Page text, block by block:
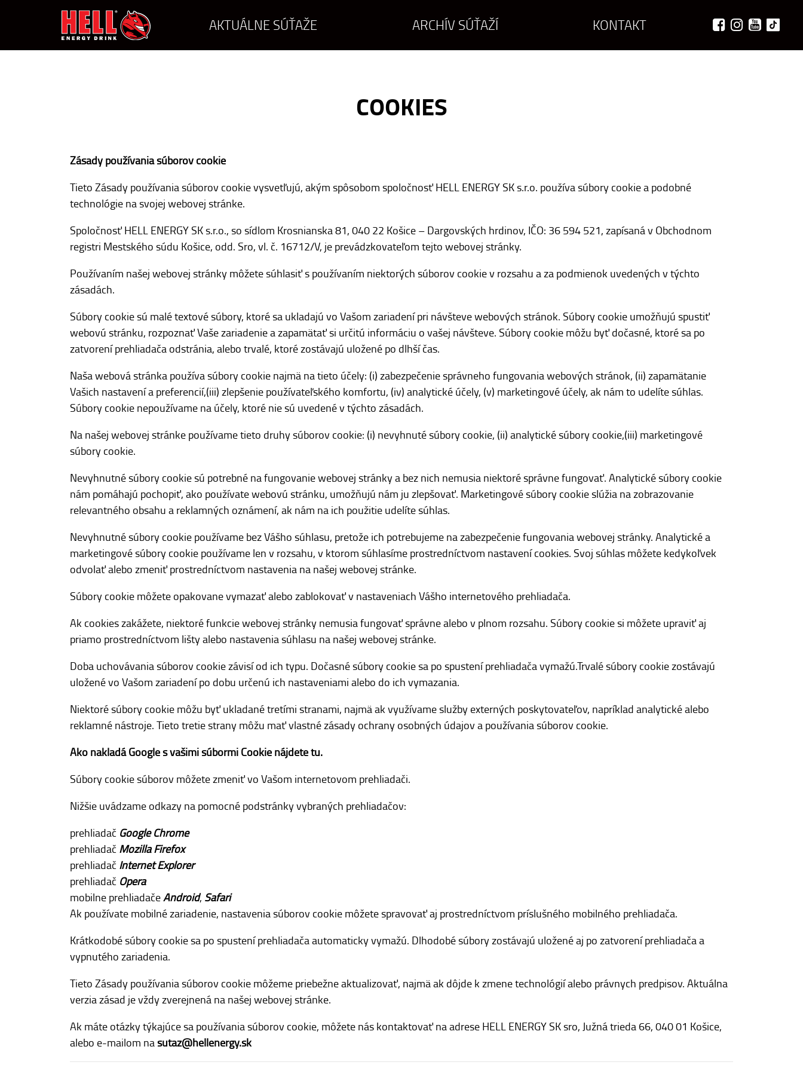
AKTUÁLNE SÚŤAŽE ARCHÍV SÚŤAŽÍ KONTAKT
COOKIES
Zásady používania súborov cookie
Tieto Zásady používania súborov cookie vysvetľujú, akým spôsobom spoločnosť HELL ENERGY SK s.r.o. používa súbory cookie a podobné
technológie na svojej webovej stránke.
Spoločnosť HELL ENERGY SK s.r.o., so sídlom Krosnianska 81, 040 22 Košice – Dargovských hrdinov, IČO: 36 594 521, zapísaná v Obchodnom
registri Mestského súdu Košice, odd. Sro, vl. č. 16712/V, je prevádzkovateľom tejto webovej stránky.
Používaním našej webovej stránky môžete súhlasiť s používaním niektorých súborov cookie v rozsahu a za podmienok uvedených v týchto
zásadách.
Súbory cookie sú malé textové súbory, ktoré sa ukladajú vo Vašom zariadení pri návšteve webových stránok. Súbory cookie umožňujú spustiť
webovú stránku, rozpoznať Vaše zariadenie a zapamätať si určitú informáciu o vašej návšteve. Súbory cookie môžu byť dočasné, ktoré sa po
zatvorení prehliadača odstránia, alebo trvalé, ktoré zostávajú uložené po dlhší čas.
Naša webová stránka používa súbory cookie najmä na tieto účely: (i) zabezpečenie správneho fungovania webových stránok, (ii) zapamätanie
Vašich nastavení a preferencií,(iii) zlepšenie používateľského komfortu, (iv) analytické účely, (v) marketingové účely, ak nám to udelíte súhlas.
Súbory cookie nepoužívame na účely, ktoré nie sú uvedené v týchto zásadách.
Na našej webovej stránke používame tieto druhy súborov cookie: (i) nevyhnuté súbory cookie, (ii) analytické súbory cookie,(iii) marketingové
súbory cookie.
Nevyhnutné súbory cookie sú potrebné na fungovanie webovej stránky a bez nich nemusia niektoré správne fungovať. Analytické súbory cookie
nám pomáhajú pochopiť, ako používate webovú stránku, umožňujú nám ju zlepšovať. Marketingové súbory cookie slúžia na zobrazovanie
relevantného obsahu a reklamných oznámení, ak nám na ich použitie udelíte súhlas.
Nevyhnutné súbory cookie používame bez Vášho súhlasu, pretože ich potrebujeme na zabezpečenie fungovania webovej stránky. Analytické a
marketingové súbory cookie používame len v rozsahu, v ktorom súhlasíme prostredníctvom nastavení cookies. Svoj súhlas môžete kedykoľvek
odvolať alebo zmeniť prostredníctvom nastavenia na našej webovej stránke.
Súbory cookie môžete opakovane vymazať alebo zablokovať v nastaveniach Vášho internetového prehliadača.
Ak cookies zakážete, niektoré funkcie webovej stránky nemusia fungovať správne alebo v plnom rozsahu. Súbory cookie si môžete upraviť aj
priamo prostredníctvom lišty alebo nastavenia súhlasu na našej webovej stránke.
Doba uchovávania súborov cookie závisí od ich typu. Dočasné súbory cookie sa po spustení prehliadača vymažú.Trvalé súbory cookie zostávajú
uložené vo Vašom zariadení po dobu určenú ich nastaveniami alebo do ich vymazania.
Niektoré súbory cookie môžu byť ukladané tretími stranami, najmä ak využívame služby externých poskytovateľov, napríklad analytické alebo
reklamné nástroje. Tieto tretie strany môžu mať vlastné zásady ochrany osobných údajov a používania súborov cookie.
Ako nakladá Google s vašimi súbormi Cookie nájdete tu.
Súbory cookie súborov môžete zmeniť vo Vašom internetovom prehliadači.
Nižšie uvádzame odkazy na pomocné podstránky vybraných prehliadačov:
prehliadač Google Chrome
prehliadač Mozilla Firefox
prehliadač Internet Explorer
prehliadač Opera
mobilne prehliadačeAndroid, Safari
Ak používate mobilné zariadenie, nastavenia súborov cookie môžete spravovať aj prostredníctvom príslušného mobilného prehliadača.
Krátkodobé súbory cookie sa po spustení prehliadača automaticky vymažú. Dlhodobé súbory zostávajú uložené aj po zatvorení prehliadača a
vypnutého zariadenia.
Tieto Zásady používania súborov cookie môžeme priebežne aktualizovať, najmä ak dôjde k zmene technológií alebo právnych predpisov. Aktuálna
verzia zásad je vždy zverejnená na našej webovej stránke.
Ak máte otázky týkajúce sa používania súborov cookie, môžete nás kontaktovať na adrese HELL ENERGY SK sro, Južná trieda 66, 040 01 Košice,
alebo e-mailom nasutaz@hellenergy.sk